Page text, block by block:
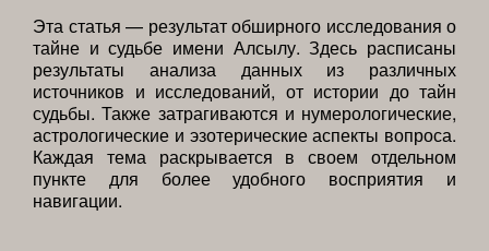
Эта статья — результат обширного исследования о
тайне и судьбе имени Алсылу. Здесь расписаны
результаты анализа данных из различных
источников и исследований, от истории до тайн
судьбы. Также затрагиваются и нумерологические,
астрологические и эзотерические аспекты вопроса.
Каждая тема раскрывается в своем отдельном
пункте для более удобного восприятия и
навигации.